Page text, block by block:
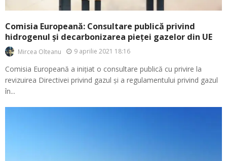
Comisia Europeană: Consultare publică privind
hidrogenul și decarbonizarea pieței gazelor din UE
Mircea Olteanu 9 aprilie 2021 18:16
Comisia Europeană a inițiat o consultare publică cu privire la
revizuirea Directivei privind gazul și a regulamentului privind gazul
în...